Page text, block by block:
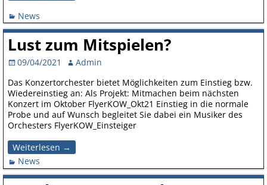
News
Lust zum Mitspielen?
09/04/2021
Admin
Das Konzertorchester bietet Möglichkeiten zum Einstieg bzw.
Wiedereinstieg an: Als Projekt: Mitmachen beim nächsten
Konzert im Oktober FlyerKOW_Okt21 Einstieg in die normale
Probe und auf Wunsch begleitet Sie dabei ein Musiker des
Orchesters FlyerKOW_Einsteiger
Weiterlesen →
News